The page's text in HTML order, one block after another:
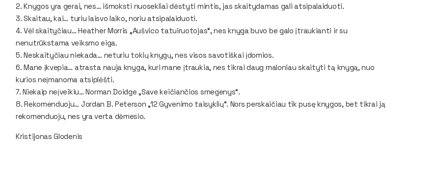
2. Knygos yra gerai, nes… išmoksti nuosekliai dėstyti mintis, jas skaitydamas gali atsipalaiduoti.
3. Skaitau, kai… turiu laisvo laiko, noriu atsipalaiduoti.
4. Vėl skaityčiau…Heather Morris „Aušvico tatuiruotojas“, nes knyga buvo be galo įtraukianti ir su
nenutrūkstama veiksmo eiga.
5. Neskaityčiau niekada… neturiu tokių knygų, nes visos savotiškai įdomios.
6. Mane įkvepia… atrasta nauja knyga, kuri mane įtraukia, nes tikrai daug maloniau skaityti tą knygą, nuo
kurios neįmanoma atsiplėšti.
7. Niekaip neįveikiu…Norman Doidge „Save keičiančios smegenys“.
8. Rekomenduoju… Jordan B. Peterson „12 Gyvenimo taisyklių“. Nors perskaičiau tik pusę knygos, bet tikrai ją
rekomenduoju, nes yra verta dėmesio.
Kristijonas Glodenis